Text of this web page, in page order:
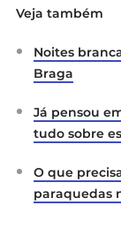
Veja também
Noites
Braga
Já pensou
tudo sobre
O que
paraquedas